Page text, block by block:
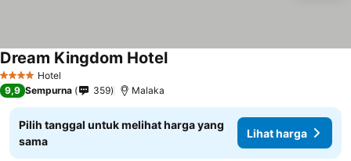
4 BintangHotel
Dream Kingdom Hotel
9,9 Sempurna 359 Malaka
Pilih tanggal untuk melihat harga yang
sama
Lihat harga